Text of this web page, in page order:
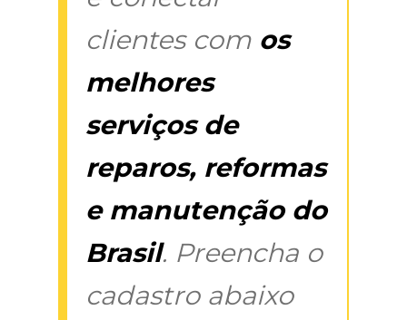
clientes com os
melhores
serviços de
reparos, reformas
e manutenção do
Brasil. Preencha o
cadastro abaixo